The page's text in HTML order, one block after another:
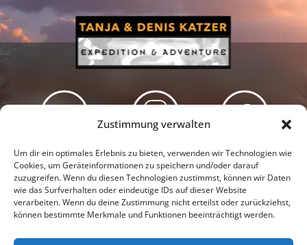
Zustimmung verwalten
Um dir ein optimales Erlebnis zu bieten, verwenden wir Technologien wie
Cookies, um Geräteinformationen zu speichern und/oder darauf
zuzugreifen. Wenn du diesen Technologien zustimmst, können wir Daten
wie das Surfverhalten oder eindeutige IDs auf dieser Website
verarbeiten. Wenn du deine Zustimmung nicht erteilst oder zurückziehst,
können bestimmte Merkmale und Funktionen beeinträchtigt werden.
Newsletter Podcast Facebook